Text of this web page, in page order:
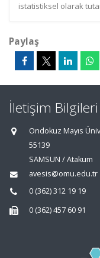
istatistiksel olarak
Paylaş
İletişim Bilgileri
Ondokuz Mayıs
55139
SAMSUN / Atakum
avesis@omu.edu.tr
0 (362) 312 19 19
0 (362) 457 60 91